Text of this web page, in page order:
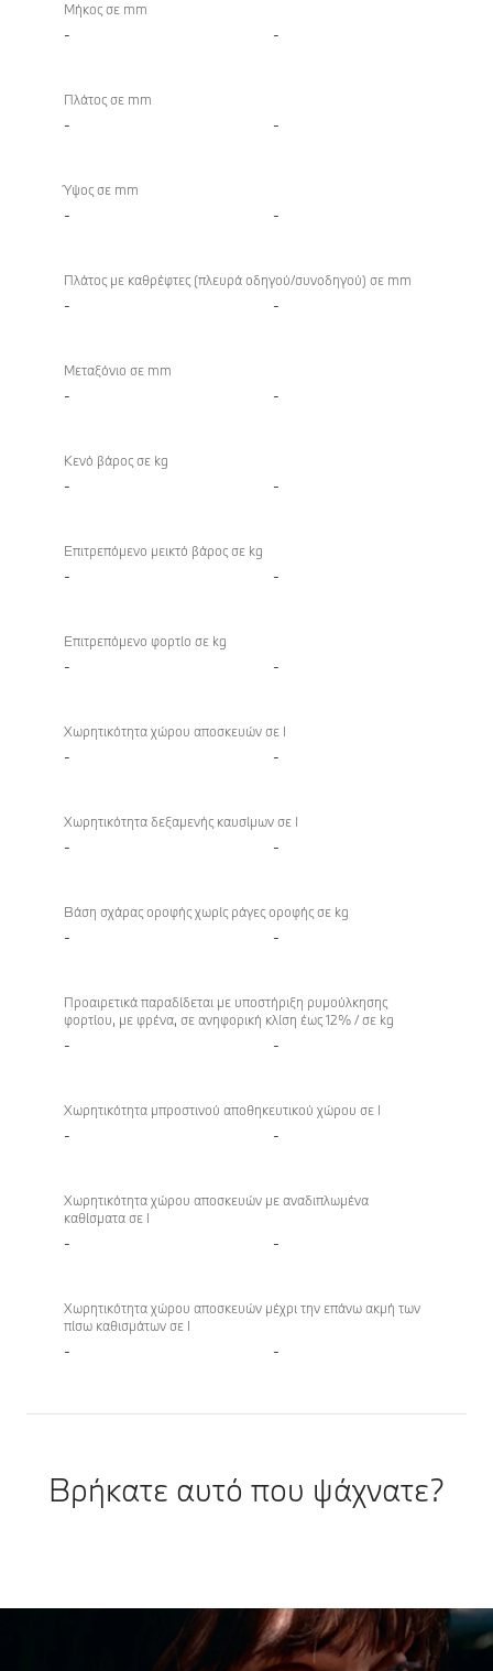
ΒάρηΜήκος σε mm
- -
Πλάτος σε mm
- -
Ύψος σε mm
- -
Πλάτος με καθρέφτες (πλευρά οδηγού/συνοδηγού) σε mm
- -
Μεταξόνιο σε mm
- -
Κενό βάρος σε kg
- -
Επιτρεπόμενο μεικτό βάρος σε kg
- -
Επιτρεπόμενο φορτίο σε kg
- -
Χωρητικότητα χώρου αποσκευών σε l
- -
Χωρητικότητα δεξαμενής καυσίμων σε l
- -
Βάση σχάρας οροφής χωρίς ράγες οροφής σε kg
- -
Προαιρετικά παραδίδεται με υποστήριξη ρυμούλκησης
φορτίου, με φρένα, σε ανηφορική κλίση έως 12% / σε kg
- -
Χωρητικότητα μπροστινού αποθηκευτικού χώρου σε l
- -
Χωρητικότητα χώρου αποσκευών με αναδιπλωμένα
καθίσματα σε l
- -
Χωρητικότητα χώρου αποσκευών μέχρι την επάνω ακμή των
πίσω καθισμάτων σε l
- -
Βρήκατε αυτό που ψάχνατε?